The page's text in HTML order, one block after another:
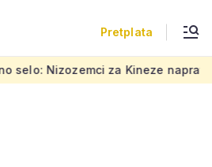
Pretplata
Nizozemci za Kineze napravili